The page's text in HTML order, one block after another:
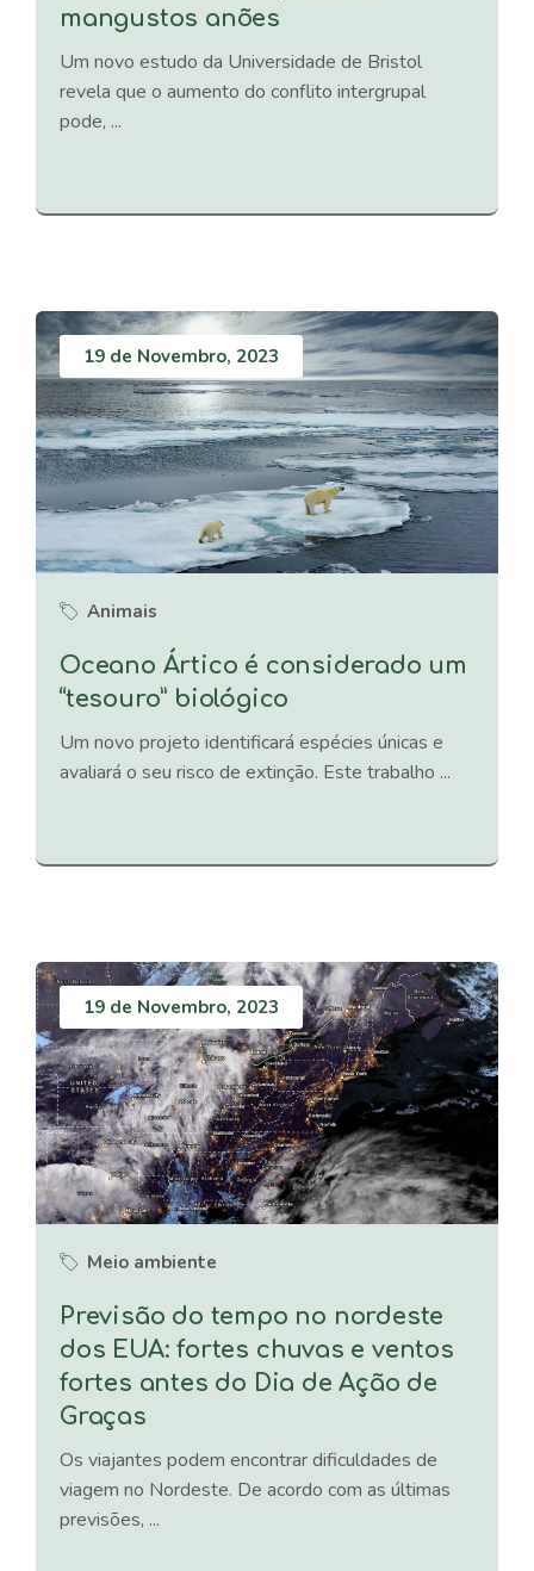
mangustos anões
Um novo estudo da Universidade de Bristol
revela que o aumento do conflito intergrupal
pode, ...
19 de Novembro, 2023
Animais
Oceano Ártico é considerado um
“tesouro” biológico
Um novo projeto identificará espécies únicas e
avaliará o seu risco de extinção. Este trabalho ...
19 de Novembro, 2023
Meio ambiente
Previsão do tempo no nordeste
dos EUA: fortes chuvas e ventos
fortes antes do Dia de Ação de
Graças
Os viajantes podem encontrar dificuldades de
viagem no Nordeste. De acordo com as últimas
previsões, ...